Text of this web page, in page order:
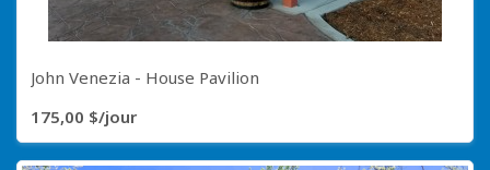
John Venezia - House Pavilion
175,00 $/jour